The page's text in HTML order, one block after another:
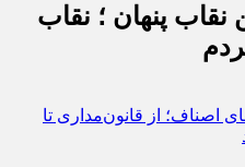
نقاب پنهان ؛ نقاب